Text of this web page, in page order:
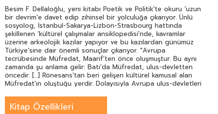
Besim F. Dellaloğlu, yeni kitabı Poetik ve Politik'te okuru ‘uzun
bir devrim'e davet edip zihinsel bir yolculuğa çıkarıyor. Ünlü
sosyolog, İstanbul-Sakarya-Lizbon-Strasbourg hattında
şekillenen ‘kültürel çalışmalar ansiklopedisi'nde, kavramlar
üzerine arkeolojik kazılar yapıyor ve bu kazılardan günümüz
Türkiye'sine dair önemli sonuçlar çıkarıyor. "Avrupa
tecrübesinde Müfredat, Maarif'ten önce oluşmuştur. Bu aynı
zamanda şu anlama gelir: Batı'da Müfredat, ulus-devletten
öncedir. […] Rönesans'tan beri gelişen kültürel kamusal alan
Müfredat'ın oluştuğu yerdir. Dolayısıyla Avrupa ulus-devletleri
zorunlu eğitimle toplumsallaştırmışlardır. Ancak örneğin Türkiye
gibi modernleşme toplumlarında ise Maarif gündeme
Kitap Özellikleri